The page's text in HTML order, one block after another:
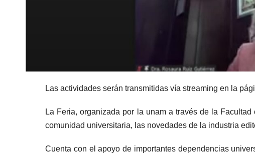
Las actividades serán transmitidas vía streaming en la
La Feria, organizada por la unam a través de la
comunidad universitaria, las novedades de la industria
Cuenta con el apoyo de importantes dependencias